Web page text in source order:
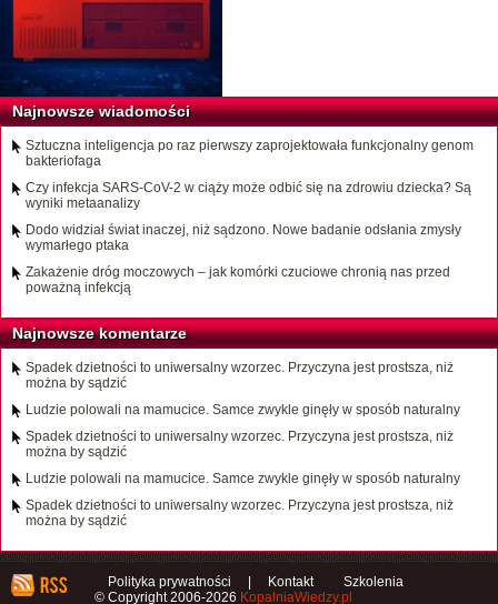
Najnowsze wiadomości
Sztuczna inteligencja po raz pierwszy zaprojektowała funkcjonalny genom
bakteriofaga
Czy infekcja SARS-CoV-2 w ciąży może odbić się na zdrowiu dziecka? Są
wyniki metaanalizy
Dodo widział świat inaczej, niż sądzono. Nowe badanie odsłania zmysły
wymarłego ptaka
Zakażenie dróg moczowych – jak komórki czuciowe chronią nas przed
poważną infekcją
Najnowsze komentarze
Spadek dzietności to uniwersalny wzorzec. Przyczyna jest prostsza, niż
można by sądzić
Ludzie polowali na mamucice. Samce zwykle ginęły w sposób naturalny
Spadek dzietności to uniwersalny wzorzec. Przyczyna jest prostsza, niż
można by sądzić
Ludzie polowali na mamucice. Samce zwykle ginęły w sposób naturalny
Spadek dzietności to uniwersalny wzorzec. Przyczyna jest prostsza, niż
można by sądzić
Polityka prywatności Kontakt
Szkolenia
© Copyright 2006-2026 KopalniaWiedzy.pl